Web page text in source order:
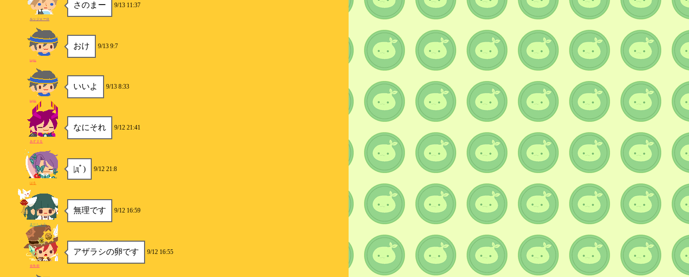
さのまー 9/13 11:37
ルッジェーロ
おけ 9/13 9:7
hijiki
いいよ 9/13 8:33
hijiki
なにそれ 9/12 21:41
あずまる
|дﾟ) 9/12 21:8
はる
無理です 9/12 16:59
まーしょう
アザラシの卵です 9/12 16:55
金魚姫